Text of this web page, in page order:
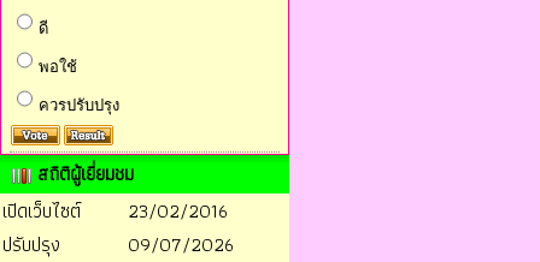
ดี
พอใช้
ควรปรับปรุง
สถิติผู้เยี่ยมชม
เปิดเว็บไซต์
23/02/2016
ปรับปรุง
09/07/2026